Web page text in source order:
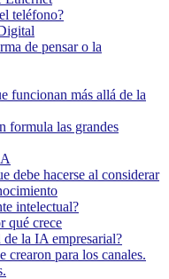
teléfono?
de pensar o la
funcionan más allá de la
formula las grandes
debe hacerse al considerar
intelectual?
qué crece
la IA empresarial?
crearon para los canales.